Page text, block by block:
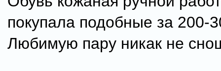
покупала подобные за 200-
Любимую пару никак не